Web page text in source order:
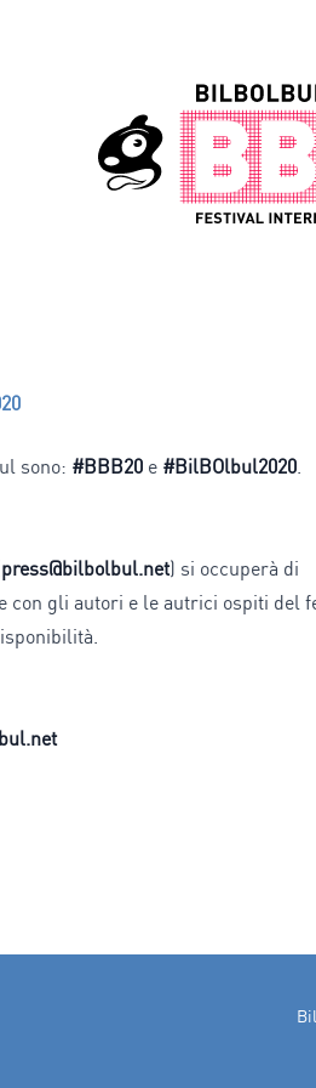
sono: #BBB20 e #BilBOlbul2020.
press@bilbolbul.net) si occuperà di
con gli autori e le autrici ospiti del